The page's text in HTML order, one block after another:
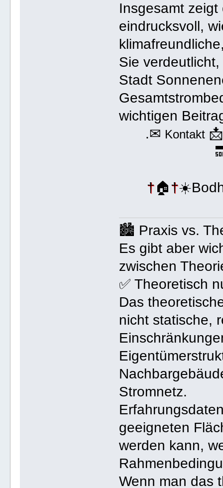
Insgesamt
eindrucksvoll,
Sie
Stadt
wichtigen
.✉ Kontakt
†🏠†
🏙️ Praxis vs.
Es gibt aber
zwischen
✅ Theoretisch
Das
nicht statische,
Stromnetz.
geeigneten
werden kann,
Wenn man das